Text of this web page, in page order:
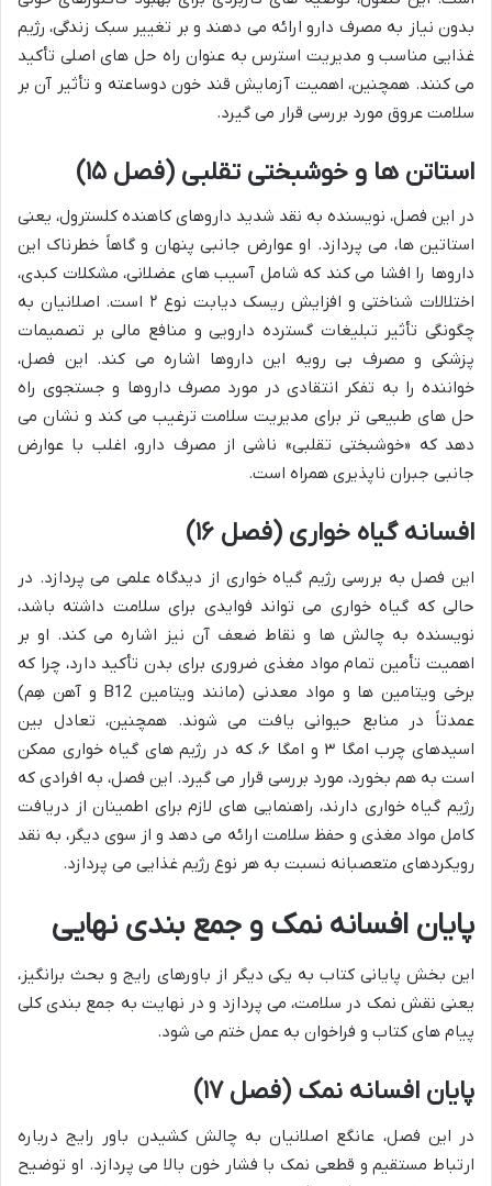
بدون نیاز به مصرف دارو ارائه می دهند و بر تغییر سبک زندگی، رژیم
غذایی مناسب و مدیریت استرس به عنوان راه حل های اصلی تأکید
می کنند. همچنین، اهمیت آزمایش قند خون دوساعته و تأثیر آن بر
سلامت عروق مورد بررسی قرار می گیرد.
استاتن ها و خوشبختی تقلبی (فصل ۱۵)
در این فصل، نویسنده به نقد شدید داروهای کاهنده کلسترول، یعنی
استاتین ها، می پردازد. او عوارض جانبی پنهان و گاهاً خطرناک این
داروها را افشا می کند که شامل آسیب های عضلانی، مشکلات کبدی،
اختلالات شناختی و افزایش ریسک دیابت نوع ۲ است. اصلانیان به
چگونگی تأثیر تبلیغات گسترده دارویی و منافع مالی بر تصمیمات
پزشکی و مصرف بی رویه این داروها اشاره می کند. این فصل،
خواننده را به تفکر انتقادی در مورد مصرف داروها و جستجوی راه
حل های طبیعی تر برای مدیریت سلامت ترغیب می کند و نشان می
دهد که «خوشبختی تقلبی» ناشی از مصرف دارو، اغلب با عوارض
جانبی جبران ناپذیری همراه است.
افسانه گیاه خواری (فصل ۱۶)
این فصل به بررسی رژیم گیاه خواری از دیدگاه علمی می پردازد. در
حالی که گیاه خواری می تواند فوایدی برای سلامت داشته باشد،
نویسنده به چالش ها و نقاط ضعف آن نیز اشاره می کند. او بر
اهمیت تأمین تمام مواد مغذی ضروری برای بدن تأکید دارد، چرا که
برخی ویتامین ها و مواد معدنی (مانند ویتامین B12 و آهن هِم)
عمدتاً در منابع حیوانی یافت می شوند. همچنین، تعادل بین
اسیدهای چرب امگا ۳ و امگا ۶، که در رژیم های گیاه خواری ممکن
است به هم بخورد، مورد بررسی قرار می گیرد. این فصل، به افرادی که
رژیم گیاه خواری دارند، راهنمایی های لازم برای اطمینان از دریافت
کامل مواد مغذی و حفظ سلامت ارائه می دهد و از سوی دیگر، به نقد
رویکردهای متعصبانه نسبت به هر نوع رژیم غذایی می پردازد.
پایان افسانه نمک و جمع بندی نهایی
این بخش پایانی کتاب به یکی دیگر از باورهای رایج و بحث برانگیز،
یعنی نقش نمک در سلامت، می پردازد و در نهایت به جمع بندی کلی
پیام های کتاب و فراخوان به عمل ختم می شود.
پایان افسانه نمک (فصل ۱۷)
در این فصل، عانگع اصلانیان به چالش کشیدن باور رایج درباره
ارتباط مستقیم و قطعی نمک با فشار خون بالا می پردازد. او توضیح